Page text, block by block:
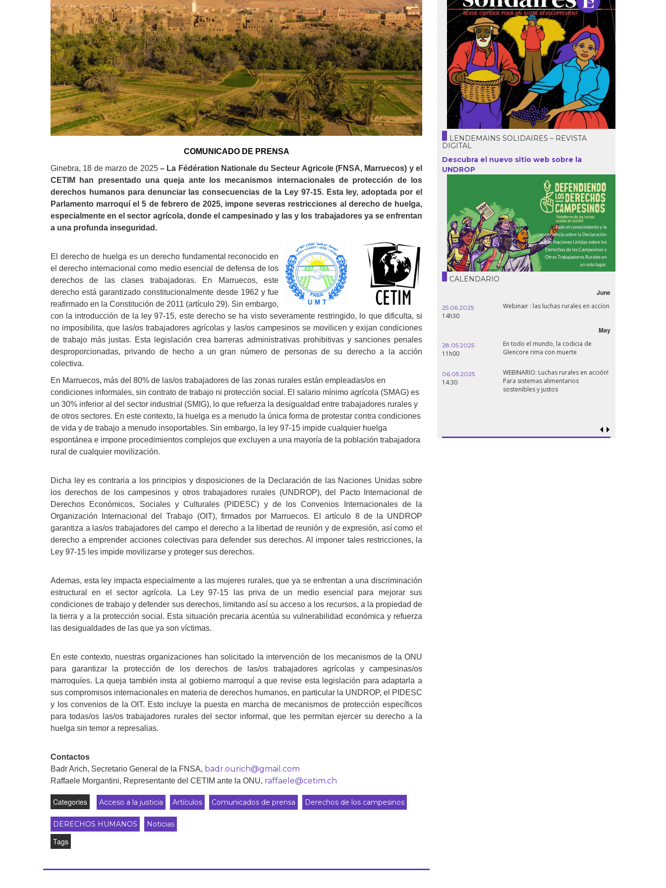
Derecho al
desarrollo
Por país Argentina
Bolivia
Brasil
Chile
Colombia
Cuba
Ecuador
Francia
Haití
Madagascar
Nigeria
Palestina
Peru
Siria
Turquía
Venezuela
Declaraciones en la
ONU
Conferencias
COMUNICADO DE PRENSA
Ginebra, 18 de marzo de 2025– La Fédération Nationale du Secteur Agricole (FNSA, Marruecos) y el
CETIM han presentado una queja ante los mecanismos internacionales de protección de los
derechos humanos para denunciar las consecuencias de la Ley 97-15. Esta ley, adoptada por el
Parlamento marroquí el 5 de febrero de 2025, impone severas restricciones al derecho de huelga,
especialmente en el sector agrícola, donde el campesinado y las y los trabajadores ya se enfrentan
a una profunda inseguridad.
El derecho de huelga es un derecho fundamental reconocido en
el derecho internacional como medio esencial de defensa de los
derechos de las clases trabajadoras. En Marruecos, este
derecho está garantizado constitucionalmente desde 1962 y fue
reafirmado en la Constitución de 2011 (artículo 29). Sin embargo,
con la introducción de la ley 97-15, este derecho se ha visto severamente restringido, lo que dificulta, si
no imposibilita, que las/os trabajadores agrícolas y las/os campesinos se movilicen y exijan condiciones
de trabajo más justas. Esta legislación crea barreras administrativas prohibitivas y sanciones penales
desproporcionadas, privando de hecho a un gran número de personas de su derecho a la acción
colectiva.
En Marruecos, más del 80% de las/os trabajadores de las zonas rurales están empleadas/os en
condiciones informales, sin contrato de trabajo ni protección social. El salario mínimo agrícola (SMAG) es
un 30% inferior al del sector industrial (SMIG), lo que refuerza la desigualdad entre trabajadores rurales y
de otros sectores. En este contexto, la huelga es a menudo la única forma de protestar contra condiciones
de vida y de trabajo a menudo insoportables. Sin embargo, la ley 97-15 impide cualquier huelga
espontánea e impone procedimientos complejos que excluyen a una mayoría de la población trabajadora
rural de cualquier movilización.
Dicha ley es contraria a los principios y disposiciones de la Declaración de las Naciones Unidas sobre
los derechos de los campesinos y otros trabajadores rurales (UNDROP), del Pacto Internacional de
Derechos Económicos, Sociales y Culturales (PIDESC) y de los Convenios Internacionales de la
Organización Internacional del Trabajo (OIT), firmados por Marruecos. El artículo 8 de la UNDROP
garantiza a las/os trabajadores del campo el derecho a la libertad de reunión y de expresión, así como el
derecho a emprender acciones colectivas para defender sus derechos. Al imponer tales restricciones, la
Ley 97-15 les impide movilizarse y proteger sus derechos.
Ademas, esta ley impacta especialmente a las mujeres rurales, que ya se enfrentan a una discriminación
estructural en el sector agrícola. La Ley 97-15 las priva de un medio esencial para mejorar sus
condiciones de trabajo y defender sus derechos, limitando así su acceso a los recursos, a la propiedad de
la tierra y a la protección social. Esta situación precaria acentúa su vulnerabilidad económica y refuerza
las desigualdades de las que ya son víctimas.
En este contexto, nuestras organizaciones han solicitado la intervención de los mecanismos de la ONU
para garantizar la protección de los derechos de las/os trabajadores agrícolas y campesinas/os
marroquíes. La queja también insta al gobierno marroquí a que revise esta legislación para adaptarla a
sus compromisos internacionales en materia de derechos humanos, en particular la UNDROP, el PIDESC
y los convenios de la OIT. Esto incluye la puesta en marcha de mecanismos de protección específicos
para todas/os las/os trabajadores rurales del sector informal, que les permitan ejercer su derecho a la
huelga sin temor a represalias.
Contactos
Badr Arich, Secretario General de la FNSA, badr.ourich@gmail.com
Raffaele Morgantini, Representante del CETIM ante la ONU, raffaele@cetim.ch
Categories Acceso a la justicia Artículos Comunicados de prensa Derechos de los campesinos
DERECHOS HUMANOS Noticias
Tags
LENDEMAINS SOLIDAIRES – REVISTA
DIGITAL
Descubra el nuevo sitio web sobre la
UNDROP
CALENDARIO
June
25.06.2025
14h30
Webinair : las luchas rurales en accíon
May
28.05.2025
11h00
En todo el mundo, la codicia de
Glencore rima con muerte
06.05.2025
14:30
WEBINARIO: Luchas rurales en acción!
Para sistemas alimentarios
sostenibles y justos